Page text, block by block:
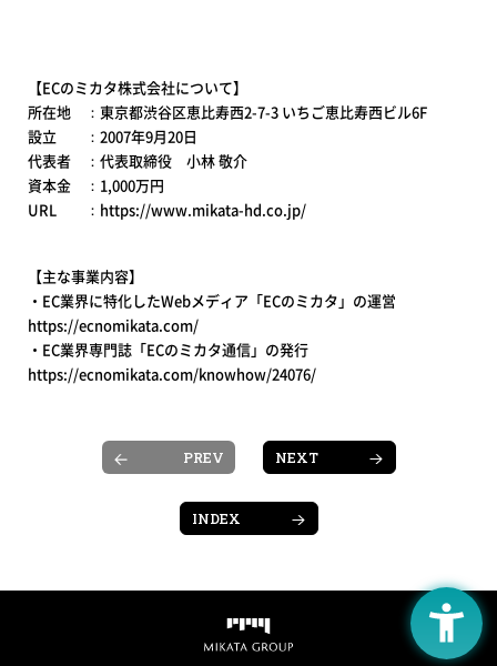
【ECのミカタ株式会社について】
所在地 ：東京都渋谷区恵比寿西2-7-3 いちご恵比寿西ビル6F
設立 ：2007年9月20日
代表者 ：代表取締役 小林 敬介
資本金 ：1,000万円
URL ：https://www.mikata-hd.co.jp/
【主な事業内容】
・EC業界に特化したWebメディア「ECのミカタ」の運営
https://ecnomikata.com/
・EC業界専門誌「ECのミカタ通信」の発行
https://ecnomikata.com/knowhow/24076/
PREV NEXT
INDEX